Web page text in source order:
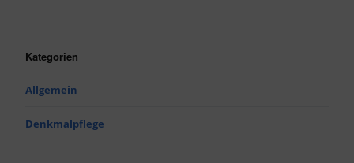
Kategorien
Allgemein
Denkmalpflege